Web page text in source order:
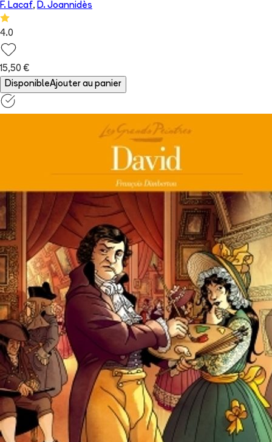
F. Lacaf, D. Joannidès
4.0
15,50 €
DisponibleAjouter au panier